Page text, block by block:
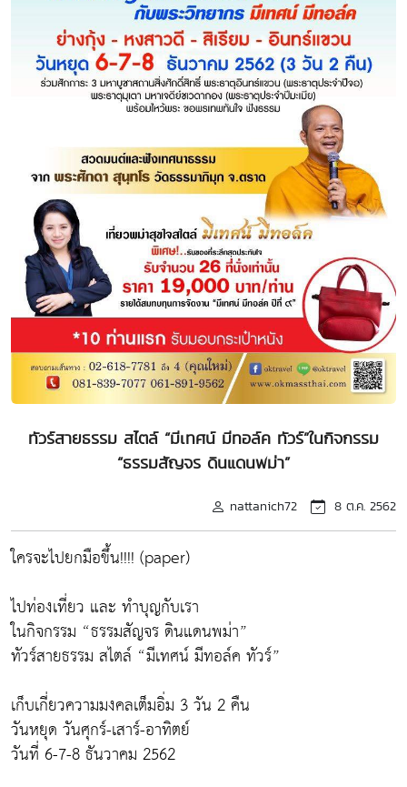
ทัวร์สายธรรม สไตล์ “มีเทศน์ มีทอล์ค ทัวร์”ในกิจกรรม
“ธรรมสัญจร ดินแดนพม่า”
nattanich72 8 ต.ค. 2562
ใครจะไปยกมือขึ้น!!!! (paper)
ไปท่องเที่ยว และ ทำบุญกับเรา
ในกิจกรรม “ธรรมสัญจร ดินแดนพม่า”
ทัวร์สายธรรม สไตล์ “มีเทศน์ มีทอล์ค ทัวร์”
เก็บเกี่ยวความมงคลเต็มอิ่ม 3 วัน 2 คืน
วันหยุด วันศุกร์-เสาร์-อาทิตย์
วันที่ 6-7-8 ธันวาคม 2562